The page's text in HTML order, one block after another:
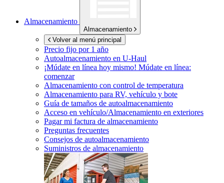
Almacenamiento
Almacenamiento
Volver al menú principal
Precio fijo por 1 año
Autoalmacenamiento en U-Haul
¡Múdate en línea hoy mismo! Múdate en línea:
comenzar
Almacenamiento con control de temperatura
Almacenamiento para RV, vehículo y bote
Guía de tamaños de autoalmacenamiento
Acceso en vehículo/Almacenamiento en exteriores
Pagar mi factura de almacenamiento
Preguntas frecuentes
Consejos de autoalmacenamiento
Suministros de almacenamiento